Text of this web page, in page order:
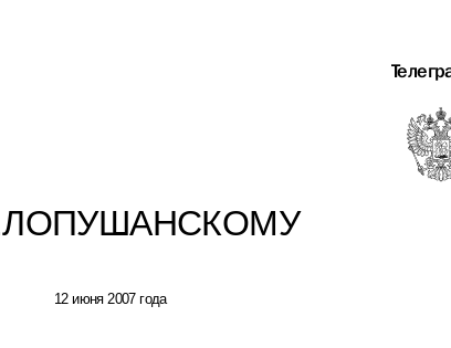
12 июня 2007 года